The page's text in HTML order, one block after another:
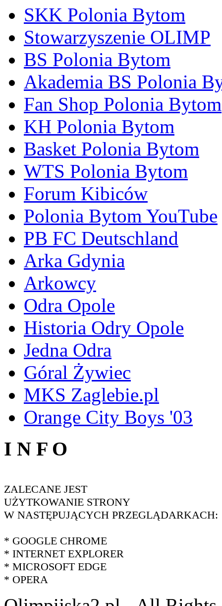
SKK Polonia Bytom
Stowarzyszenie OLIMP
BS Polonia Bytom
Akademia BS Polonia
Fan Shop Polonia Bytom
KH Polonia Bytom
Basket Polonia Bytom
WTS Polonia Bytom
Forum Kibiców
Polonia Bytom YouTube
PB FC Deutschland
Arka Gdynia
Arkowcy
Odra Opole
Historia Odry Opole
Jedna Odra
Góral Żywiec
MKS Zaglebie.pl
Orange City Boys '03
I N F O
ZALECANE JEST
UŻYTKOWANIE STRONY
W NASTĘPUJĄCYCH PRZEGLĄDARKACH:
* GOOGLE CHROME
* INTERNET EXPLORER
* MICROSOFT EDGE
* OPERA